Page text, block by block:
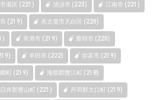
港区 (221) 清須市 (223) 江南市 (221)
(219) 名古屋市天白区 (220)
常滑市 (219) 豊明市 (220)
半田市 (222) 弥富市 (219)
町 (219) 海部郡蟹江町 (218)
井郡豊山町 (221) 丹羽郡大口町 (219)